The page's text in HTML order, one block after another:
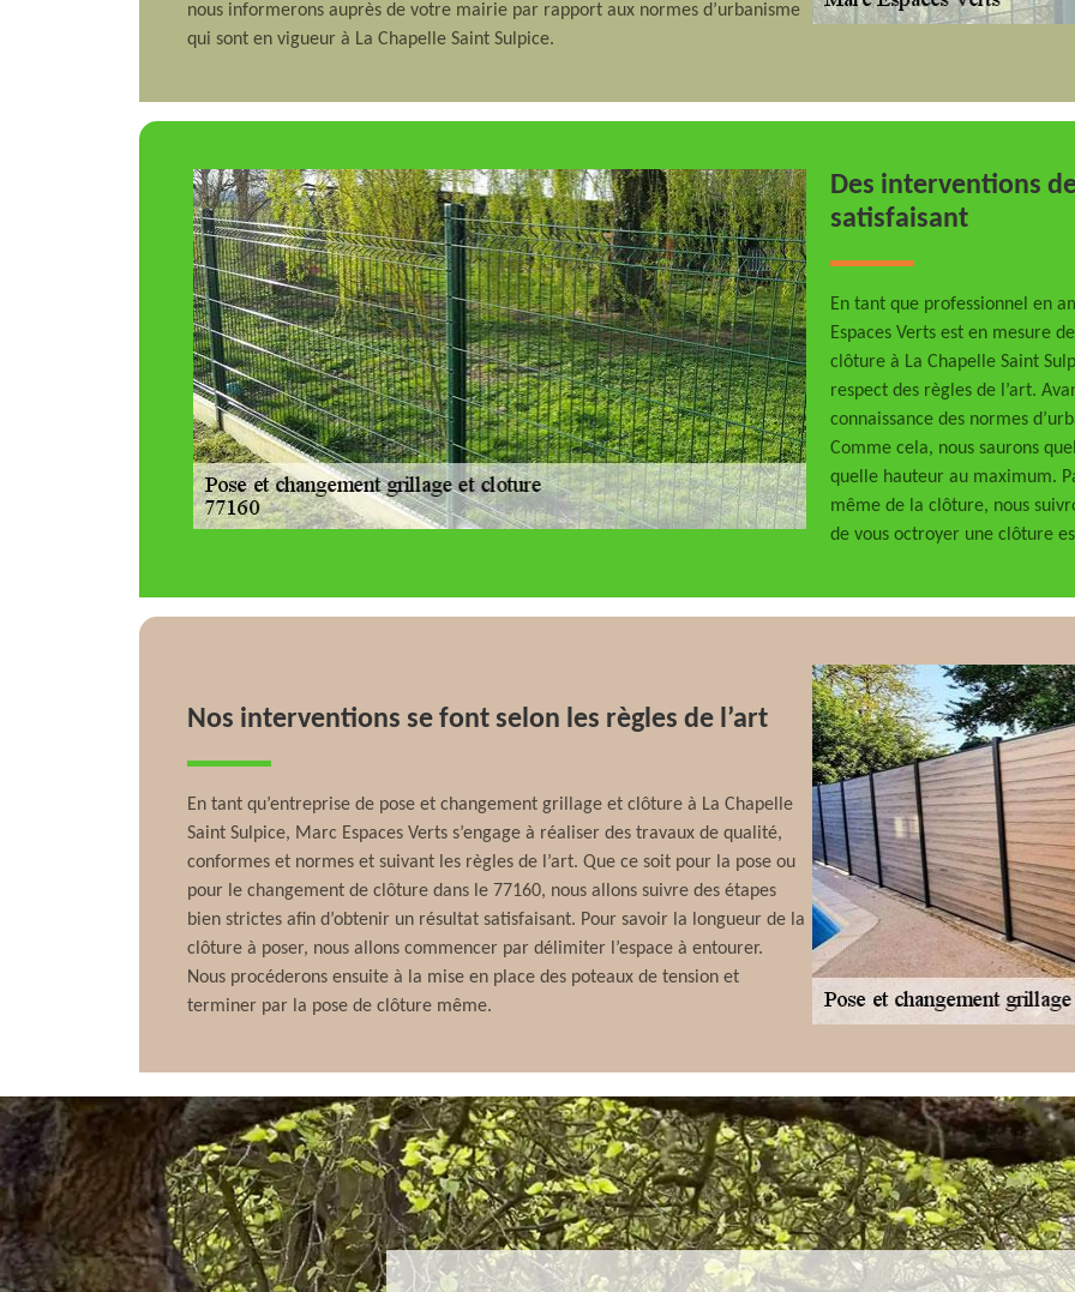
nous informerons auprès de votre mairie par rapport aux normes d’urbanisme
qui sont en vigueur à La Chapelle Saint Sulpice.
Des interventions
satisfaisant
En tant que professionnel en
Espaces Verts est en mesure
clôture à La Chapelle Saint
respect des règles de l’art.
connaissance des normes
Comme cela, nous saurons
quelle hauteur au maximum.
même de la clôture, nous
de vous octroyer une clôture
Nos interventions se font selon les règles de l’art
En tant qu’entreprise de pose et changement grillage et clôture à La Chapelle
Saint Sulpice, Marc Espaces Verts s’engage à réaliser des travaux de qualité,
conformes et normes et suivant les règles de l’art. Que ce soit pour la pose ou
pour le changement de clôture dans le 77160, nous allons suivre des étapes
bien strictes afin d’obtenir un résultat satisfaisant. Pour savoir la longueur de la
clôture à poser, nous allons commencer par délimiter l’espace à entourer.
Nous procéderons ensuite à la mise en place des poteaux de tension et
terminer par la pose de clôture même.